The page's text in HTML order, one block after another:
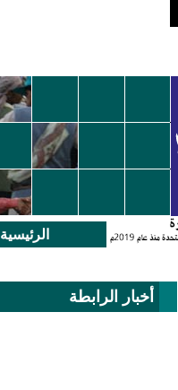
الرئيسية
أخبار الرابطة